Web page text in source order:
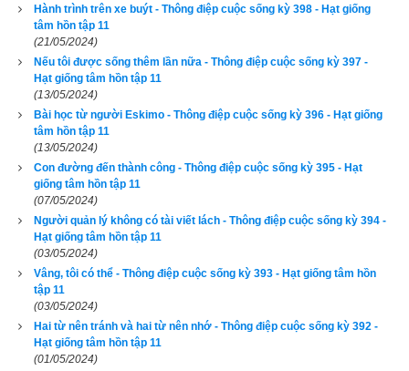
trước, ông tới Louisville. Ông bị ốm suốt một thời gian dài và
tới khi nhập viện thì căn bệnh lao của ông đã chuyển sang giai
đoạn trầm trọng. Một chỗ nhiễm trùng lán bị vỡ, dịch theo đó
thoát ra ngoài. Mùi hôi thối nồng nặc đó xộc vào mũi tôi ngay
lần đầu tiên tôi bước chân vào phòng. Tôi rất muốn quay lưng
bỏ chạy và có lẽ tôi đã làm thế nếu không bắt gặp một cái gì
đó rất lạ trong đôi mắt của người đàn ông này, chính nó đã níu
giữ bước chân tôi. “Chào ông, ông Ditto. Ông săn sàng cho
việc vệ sinh buổi sáng chưa?” - Tôi hỏi. “A, tôi cũng không biết
phải làm những gì nữa cô ạ. Nhưng nếu cô nghĩ là chúng càn
thiết cho tôi thì tôi sẵn sàng rồi. ” - Ông trả lời. Tôi bắt đầu
bằng việc tắm rửa và thay ra giường. Thân thể ông gầy rộc
đến nỗi dường như tôi không còn cảm nhận được trọng lượng
cơ thể ông khi tôi nhẹ nhàng nâng người ông dậy. Đôi mắt ông
hiện rõ sự đau đớn nhưng ông không một lời ca thán. Lúc ấy,
Hành trình trên xe buýt - Thông điệp cuộc sống kỳ 398 - Hạt giống
tâm hồn tập 11
(21/05/2024)
Nếu tôi được sống thêm lần nữa - Thông điệp cuộc sống kỳ 397 -
Hạt giống tâm hồn tập 11
(13/05/2024)
Bài học từ người Eskimo - Thông điệp cuộc sống kỳ 396 - Hạt giống
tâm hồn tập 11
(13/05/2024)
Con đường đến thành công - Thông điệp cuộc sống kỳ 395 - Hạt
giống tâm hồn tập 11
(07/05/2024)
Người quản lý không có tài viết lách - Thông điệp cuộc sống kỳ 394 -
Hạt giống tâm hồn tập 11
(03/05/2024)
Vâng, tôi có thể - Thông điệp cuộc sống kỳ 393 - Hạt giống tâm hồn
tập 11
(03/05/2024)
Hai từ nên tránh và hai từ nên nhớ - Thông điệp cuộc sống kỳ 392 -
Hạt giống tâm hồn tập 11
(01/05/2024)